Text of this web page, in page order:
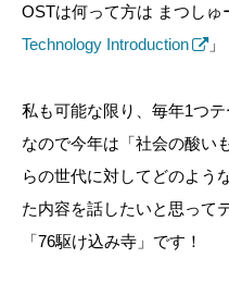
OSTは何って方は まつしゅ
Technology Introduction
」
私も可能な限り、毎年1つ
なので今年は「社会の酸い
らの世代に対してどのよう
た内容を話したいと思って
「76駆け込み寺」です！